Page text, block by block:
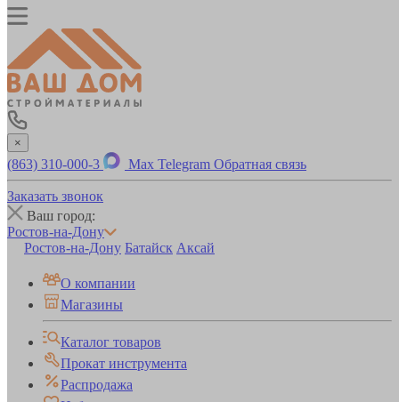
×
(863) 310-000-3 Max Telegram Обратная связь
Заказать звонок
Ваш город:
Ростов-на-Дону
Ростов-на-Дону Батайск Аксай
О компании
Магазины
Каталог товаров
Прокат инструмента
Распродажа